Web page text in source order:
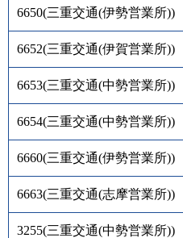
6650(三重交通(伊勢営業所))
6652(三重交通(伊賀営業所))
6653(三重交通(中勢営業所))
6654(三重交通(中勢営業所))
6660(三重交通(伊勢営業所))
6663(三重交通(志摩営業所))
3255(三重交通(中勢営業所))